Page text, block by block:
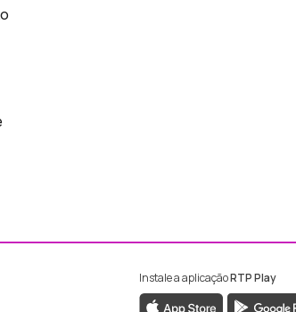
da RTP Madeira
Instagram da RTP Madeira
Instale a aplicaçãoRTP Play